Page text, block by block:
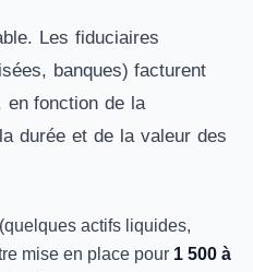
Les fiduciaires
banques) facturent
en fonction de la
durée et de la valeur des
(quelques actifs liquides,
mise en place pour 1 500 à